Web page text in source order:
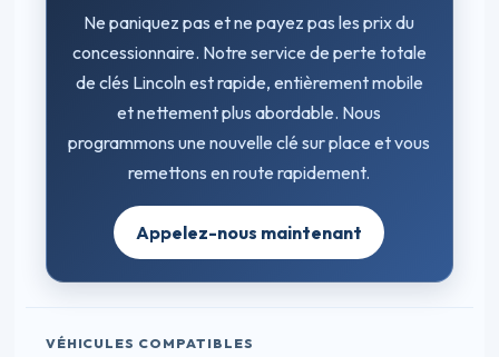
Ne paniquez pas et ne payez pas les prix du
concessionnaire. Notre service de perte totale
de clés Lincoln est rapide, entièrement mobile
et nettement plus abordable. Nous
programmons une nouvelle clé sur place et vous
remettons en route rapidement.
Appelez-nous maintenant
VÉHICULES COMPATIBLES